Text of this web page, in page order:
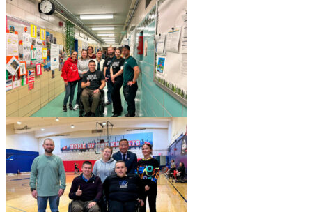
pic06042_09
pic06042_08